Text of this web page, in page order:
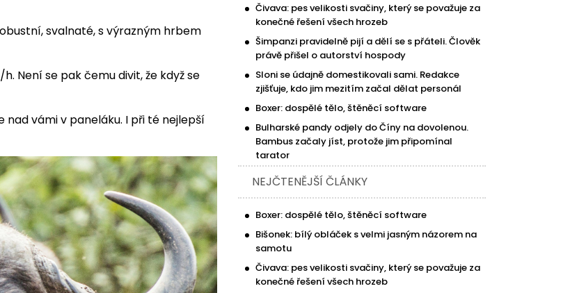
svalnaté, s výrazným hrbem
Není se pak čemu divit, že když se
vámi v paneláku. I při té nejlepší
Čivava: pes velikosti svačiny, který se považuje za
konečné řešení všech hrozeb
Šimpanzi pravidelně pijí a dělí se s přáteli. Člověk
právě přišel o autorství hospody
Sloni se údajně domestikovali sami. Redakce
zjišťuje, kdo jim mezitím začal dělat personál
Boxer: dospělé tělo, štěněcí software
Bulharské pandy odjely do Číny na dovolenou.
Bambus začaly jíst, protože jim připomínal
tarator
NEJČTENĚJŠÍ ČLÁNKY
Boxer: dospělé tělo, štěněcí software
Bišonek: bílý obláček s velmi jasným názorem na
samotu
Čivava: pes velikosti svačiny, který se považuje za
konečné řešení všech hrozeb